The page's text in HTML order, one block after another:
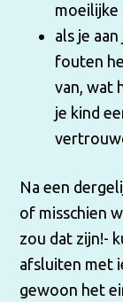
als je
fouten
van, wat
je kind
Na een
of misschien
zou dat zijn!-
afsluiten met
gewoon het